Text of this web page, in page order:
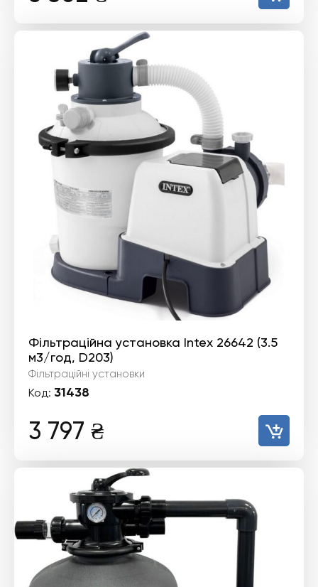
Фільтраційна установка Intex 26642 (3.5
м3/год, D203)
Фільтраційні установки
Код: 31438
3 797 ₴